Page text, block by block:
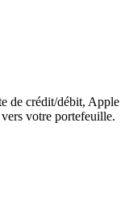
de crédit/débit, Apple
votre portefeuille.